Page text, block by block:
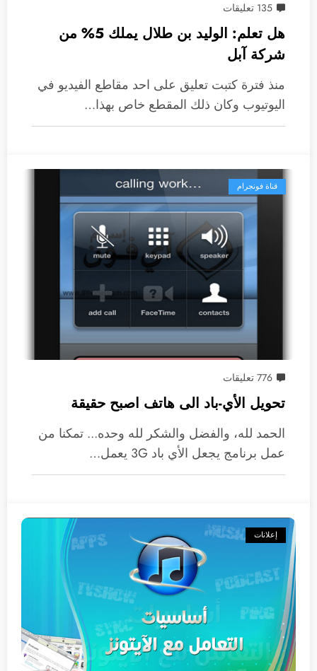
135 تعليقات
هل تعلم: الوليد بن طلال يملك 5% من
شركة آبل
منذ فترة كتبت تعليق على احد مقاطع الفيديو في
اليوتيوب وكان ذلك المقطع خاص بهذا…
قناة فونجرام
776 تعليقات
تحويل الأي-باد الى هاتف اصبح حقيقة
الحمد لله، والفضل والشكر لله وحده... تمكنا من
عمل برنامج يجعل الأي باد 3G يعمل…
إعلانات